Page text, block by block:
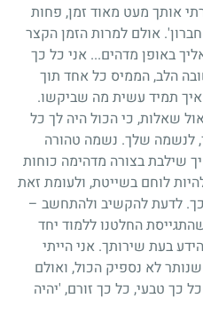
אותך מעט מאוד זמן, פחות
אולם למרות הזמן הקצר
באופן מדהים... אני כל כך
הלב, הממיס כל אחד תוך
תמיד עשית מה שביקשו.
שאלות, כי הכול היה לך כל
לנשמה שלך. נשמה טהורה
שילבת בצורה מדהימה כוחות
לוחם בשייטת, ולעומת זאת
לדעת להקשיב ולהתחשב –
החלטנו ללמוד יחד
בעת שירותך. אני הייתי
לא נספיק הכול, ואולם
כך טבעי, כל כך זורם, 'יהיה